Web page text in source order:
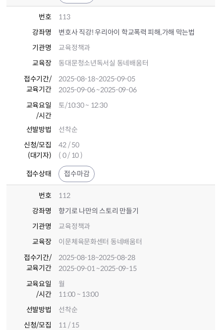
번호
113
강좌명
변호사 직강! 우리아이 학교폭력 피해,가해 막는법
기관명
교육정책과
교육장
동대문청소년독서실 동네배움터
접수기간/
교육기간
2025-08-18~2025-09-05
2025-09-06~2025-09-06
교육요일
/시간
토/10:30 ~ 12:30
선발방법
선착순
신청/모집
(대기자)
42 / 50
( 0 / 10 )
접수상태 접수마감
번호
112
강좌명
향기로 나만의 스토리 만들기
기관명
교육정책과
교육장
이문체육문화센터 동네배움터
접수기간/
교육기간
2025-08-18~2025-08-28
2025-09-01~2025-09-15
교육요일
/시간
월
11:00 ~ 13:00
선발방법
선착순
신청/모집
11 / 15